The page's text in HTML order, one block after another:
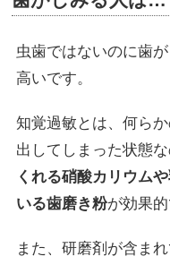
虫歯ではないのに歯
高いです。
知覚過敏とは、何ら
出してしまった状態
くれる硝酸カリウム
いる歯磨き粉が効果的
また、研磨剤が含ま